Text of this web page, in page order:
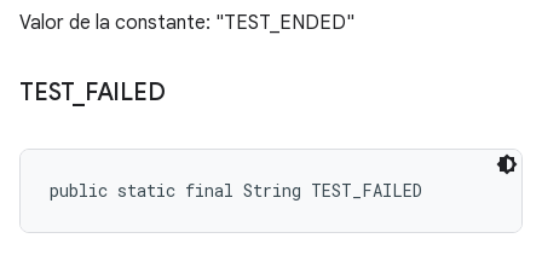
Valor de la constante: "TEST_ENDED"
TEST_ FAILED
public static final String TEST_FAILED